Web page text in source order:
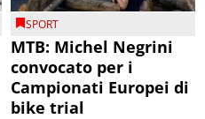
SPORT
MTB: Michel Negrini
convocato per i
Campionati Europei di
bike trial